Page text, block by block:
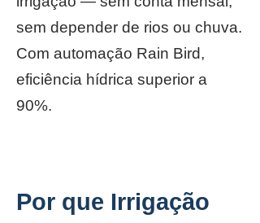
sem depender de rios ou chuva.
Com automação Rain Bird,
eficiência hídrica superior a
90%.
Por que Irrigação